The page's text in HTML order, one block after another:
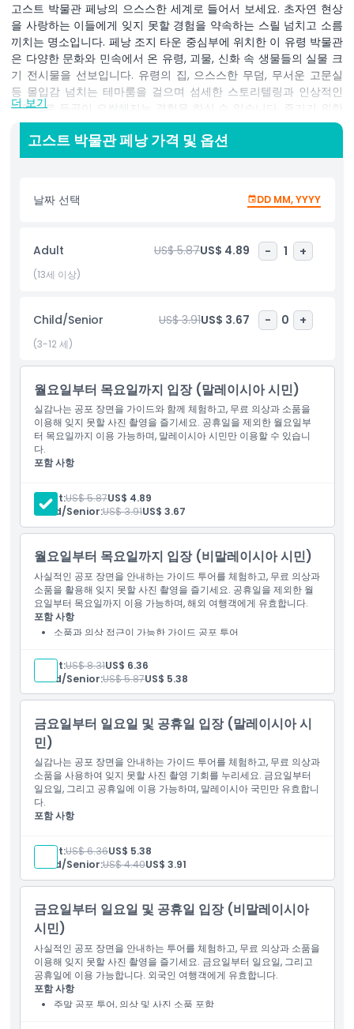
고스트 박물관 페낭의 으스스한 세계로 들어서 보세요. 초자연 현상
을 사랑하는 이들에게 잊지 못할 경험을 약속하는 스릴 넘치고 소름
끼치는 명소입니다. 페낭 조지 타운 중심부에 위치한 이 유령 박물관
은 다양한 문화와 민속에서 온 유령, 괴물, 신화 속 생물들의 실물 크
기 전시물을 선보입니다. 유령의 집, 으스스한 무덤, 무서운 고문실
등 몰입감 넘치는 테마룸을 걸으며 섬세한 스토리텔링과 인상적인
환영으로 등골이 오싹해지는 경험을 하실 수 있습니다. 즐기기 위한
탐험이든 용기를 시험하기 위한 방문이든 고스트 박물관은 체험 활
동, 정보 지도, 심지어 유령 의상 착용과 무시무시한 사진 촬영 기회
도 제공합니다. 페낭에서 독특한 체험을 찾는 공포 애호가 및 방문객
벽하며 재미와 공포를 균등하게 제공합니다. 오늘 미지의 세계를 발
견하세요.
아동 성인 정책
포함되지 않는 사항
적합하지 않은 대상
알아야 할 사항
위치
교환 방법
취소 정책
더 보기
고스트 박물관 페낭 가격 및 옵션
날짜 선택 DD MM, YYYY
Adult US$ 5.87US$ 4.89 - 1 +
(13세 이상)
Child/Senior US$ 3.91US$ 3.67 - 0 +
(3-12 세)
월요일부터 목요일까지 입장 (말레이시아 시민)
실감나는 공포 장면을 가이드와 함께 체험하고, 무료 의상과 소품을
이용해 잊지 못할 사진 촬영을 즐기세요. 공휴일을 제외한 월요일부
터 목요일까지 이용 가능하며, 말레이시아 시민만 이용할 수 있습니
다.
포함 사항
국제 여행자를 위한 월~목 유효
Adult:US$ 5.87US$ 4.89
Child/Senior:US$ 3.91US$ 3.67
월요일부터 목요일까지 입장 (비말레이시아 시민)
사실적인 공포 장면을 안내하는 가이드 투어를 체험하고, 무료 의상과
소품을 활용해 잊지 못할 사진 촬영을 즐기세요. 공휴일을 제외한 월
요일부터 목요일까지 이용 가능하며, 해외 여행객에게 유효합니다.
포함 사항
소품과 의상 접근이 가능한 가이드 공포 투어
Adult:US$ 8.31US$ 6.36
Child/Senior:US$ 5.87US$ 5.38
금요일부터 일요일 및 공휴일 입장 (말레이시아 시
민)
실감나는 공포 장면을 안내하는 가이드 투어를 체험하고, 무료 의상과
소품을 사용하여 잊지 못할 사진 촬영 기회를 누리세요. 금요일부터
일요일, 그리고 공휴일에 이용 가능하며, 말레이시아 국민만 유효합니
다.
포함 사항
주말 및 공휴일 유효
Adult:US$ 6.36US$ 5.38
Child/Senior:US$ 4.40US$ 3.91
금요일부터 일요일 및 공휴일 입장 (비말레이시아
시민)
사실적인 공포 장면을 안내하는 투어를 체험하고, 무료 의상과 소품을
이용해 잊지 못할 사진 촬영을 즐기세요. 금요일부터 일요일, 그리고
공휴일에 이용 가능합니다. 외국인 여행객에게 유효합니다.
포함 사항
주말 공포 투어, 의상 및 사진 소품 포함